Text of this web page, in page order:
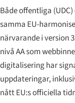
Både offentliga
samma EU-
närvarande i version
nivå AA som
digitalisering har
uppdateringar,
nått EU:s officiella